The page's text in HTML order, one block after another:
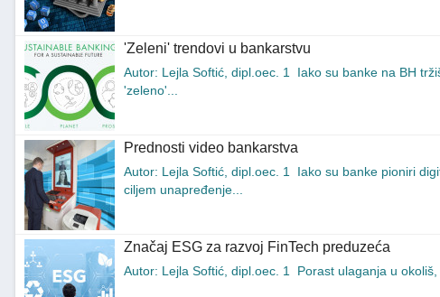
'Zeleni' trendovi u bankarstvu
Autor: Lejla Softić, dipl.oec. 1 Iako su banke na BH
'zeleno'...
Prednosti video bankarstva
Autor: Lejla Softić, dipl.oec. 1 Iako su banke pioniri
ciljem unapređenje...
Značaj ESG za razvoj FinTech preduzeća
Autor: Lejla Softić, dipl.oec. 1 Porast ulaganja u